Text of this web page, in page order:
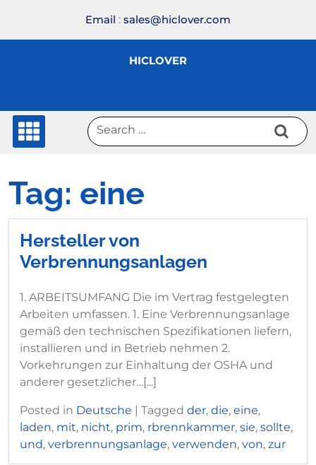
content
Email : sales@hiclover.com
HICLOVER
Tag: eine
Hersteller von
Verbrennungsanlagen
1. ARBEITSUMFANG Die im Vertrag festgelegten
Arbeiten umfassen. 1. Eine Verbrennungsanlage
gemäß den technischen Spezifikationen liefern,
installieren und in Betrieb nehmen 2.
Vorkehrungen zur Einhaltung der OSHA und
anderer gesetzlicher…[...]
Posted in Deutsche | Tagged der, die, eine,
laden, mit, nicht, prim, rbrennkammer, sie, sollte,
und, verbrennungsanlage, verwenden, von, zur